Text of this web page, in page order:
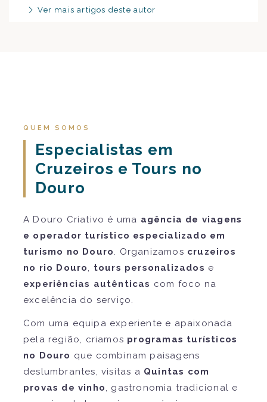
Ver mais artigos deste autor
QUEM SOMOS
Especialistas em
Cruzeiros e Tours no
Douro
A Douro Criativo é uma agência de viagens
e operador turístico especializado em
turismo no Douro. Organizamos cruzeiros
no rio Douro, tours personalizados e
experiências autênticas com foco na
excelência do serviço.
Com uma equipa experiente e apaixonada
pela região, criamos programas turísticos
no Douro que combinam paisagens
deslumbrantes, visitas a Quintas com
provas de vinho, gastronomia tradicional e